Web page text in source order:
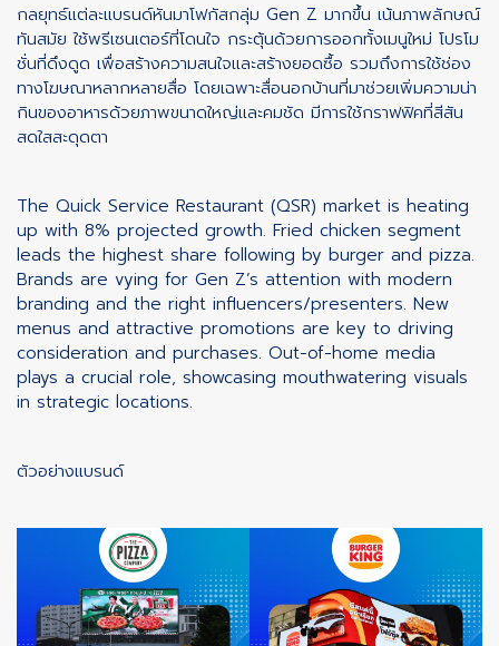
กลยุทธ์แต่ละแบรนด์หันมาโฟกัสกลุ่ม Gen Z มากขึ้น เน้นภาพลักษณ์
ทันสมัย ใช้พรีเซนเตอร์ที่โดนใจ กระตุ้นด้วยการออกทั้งเมนูใหม่ โปรโม
ชั่นที่ดึงดูด เพื่อสร้างความสนใจและสร้างยอดซื้อ รวมถึงการใช้ช่อง
ทางโฆษณาหลากหลายสื่อ โดยเฉพาะสื่อนอกบ้านที่มาช่วยเพิ่มความน่า
กินของอาหารด้วยภาพขนาดใหญ่และคมชัด มีการใช้กราฟฟิคที่สีสัน
สดใสสะดุดตา
The Quick Service Restaurant (QSR) market is heating
up with 8% projected growth. Fried chicken segment
leads the highest share following by burger and pizza.
Brands are vying for Gen Z’s attention with modern
branding and the right influencers/presenters. New
menus and attractive promotions are key to driving
consideration and purchases. Out-of-home media
plays a crucial role, showcasing mouthwatering visuals
in strategic locations.
ตัวอย่างแบรนด์